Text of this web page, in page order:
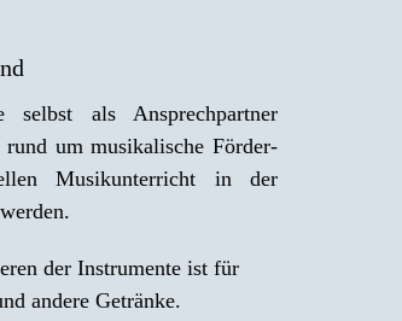
als Ansprechpartner
um musikalische Förder-
Musikunterricht in der
der Instrumente ist für
andere Getränke.